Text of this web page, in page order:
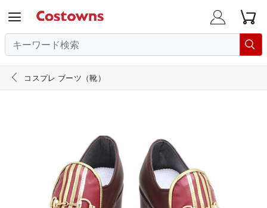
  

 コスプレ ブーツ（靴）